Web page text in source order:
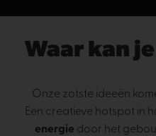
Waar kan
Onze zotste ideeën
Een creatieve hotspot in
energie door het